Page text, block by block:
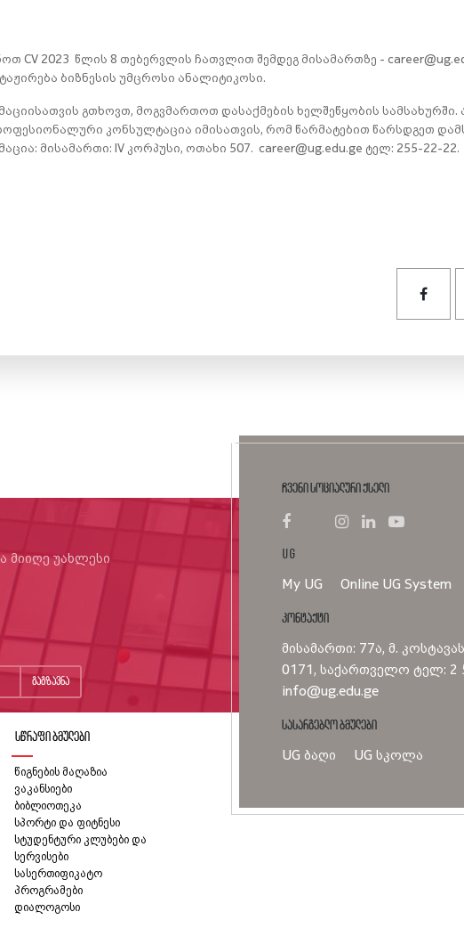
CV 2023 წლის 8 თებერვლის ჩათვლით შემდეგ მისამართზე -
ბიზნესის უმცროსი ანალიტიკოსი.
გთხოვთ, მოგვმართოთ დასაქმების ხელშეწყობის სამსახურში.
კონსულტაცია იმისათვის, რომ წარმატებით წარსდგეთ
მისამართი: IV კორპუსი, ოთახი 507. career@ug.edu.ge ტელ: 255-22-22.
მიიღე უახლესი
გაგზავნა
ჩვენი სოციალური ქსელი
UG
My UG Online UG System
კონტაქტი
მისამართი: 77ა, მ.
0171, საქართველო ტელ: 2
info@ug.edu.ge
სასარგებლო ბმულები
UG ბაღი UG სკოლა
სწრაფი ბმულები
წიგნების მაღაზია
ვაკანსიები
ბიბლიოთეკა
სპორტი და ფიტნესი
სტუდენტური კლუბები და
სერვისები
სასერთიფიკატო
პროგრამები
დიალოგოსი